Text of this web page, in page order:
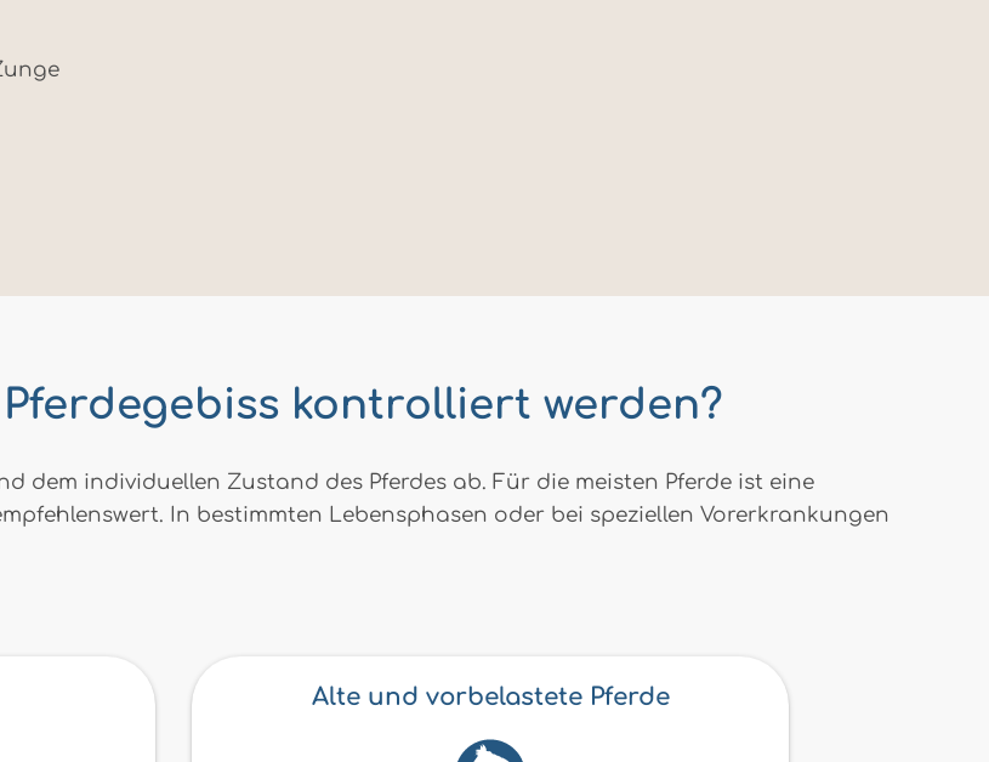
kontrolliert werden?
dem individuellen Zustand des Pferdes ab. Für die meisten Pferde ist eine
In bestimmten Lebensphasen oder bei speziellen Vorerkrankungen
Alte und vorbelastete Pferde